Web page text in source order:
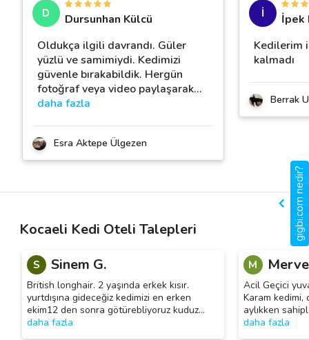
D
Dursunhan Külcü
Oldukça ilgili davrandı. Güler
yüzlü ve samimiydi. Kedimizi
güvenle bırakabildik. Hergün
fotoğraf veya video paylaşarak…
daha fazla
Esra Aktepe Ülgezen
İ
İpek
Kedilerim
kalmadı
Berrak
Kocaeli Kedi Oteli Talepleri
S Sinem G.
British longhair. 2 yaşında erkek kısır.
yurtdışına gideceğiz kedimizi en erken
ekim12 den sonra götürebliyoruz kuduz…
daha fazla
M
Acil Geçici
Karam kedimi,
aylıkken
daha fazla
gigbi.com nedir?